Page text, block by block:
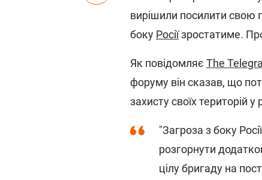
вирішили посилити свою
боку Росіїзростатиме.
Як повідомляє The
форуму він сказав, що
захисту своїх територій у
"Загроза з боку
розгорнути
цілу бригаду на